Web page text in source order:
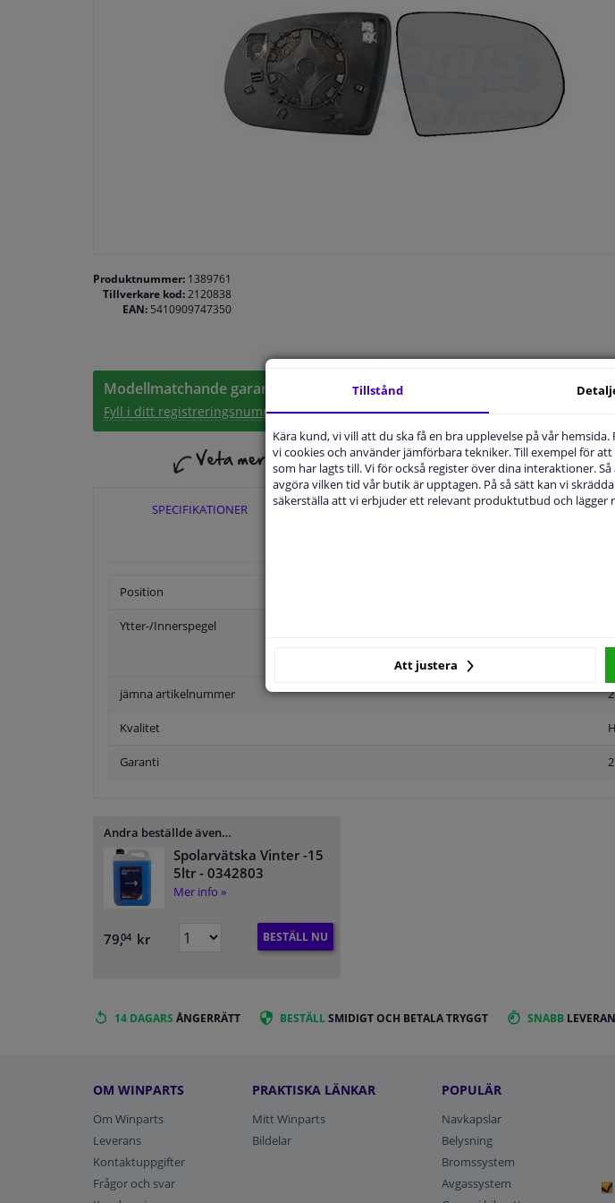
Produktnummer: 1389761
Tillverkare kod:2120838
EAN: 5410909747350
Modellmatchande garanti, Hitta rätt bildelar.
Fyll i ditt registreringsnummerellerVälj din bil.
SPECIFIKATIONER TILLÄMPLIGHET
Position
Ytter-/Innerspegel
jämna artikelnummer
Kvalitet
Garanti
Andra beställde även…
Spolarvätska Vinter -15
5ltr - 0342803
Mer info »
79,04 kr BESTÄLL NU
14 DAGARS ÅNGERRÄTT BESTÄLLSMIDIGT OCH BETALA TRYGGT SNABB
OM WINPARTS
Om Winparts
Leverans
Kontaktuppgifter
Frågor och svar
PRAKTISKA LÄNKAR
Mitt Winparts
Bildelar
POPULÄR
Navkapslar
Belysning
Bromssystem
Avgassystem
Tillstånd
Kära kund, vi vill att du ska få en bra upplevelse på vår
vi cookies och använder jämförbara tekniker. Till exempel för
som har lagts till. Vi för också register över dina interaktioner.
avgöra vilken tid vår butik är upptagen. På så sätt kan vi
säkerställa att vi erbjuder ett relevant produktutbud och lägger
Att justera